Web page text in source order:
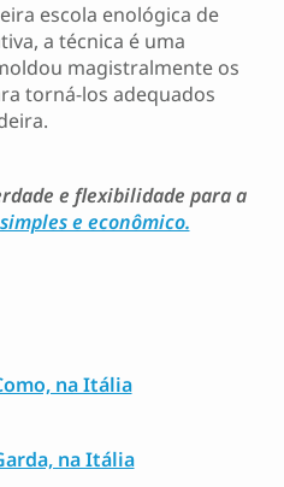
escola enológica de
a técnica é uma
magistralmente os
torná-los adequados
e flexibilidade para a
e econômico.
na Itália
na Itália